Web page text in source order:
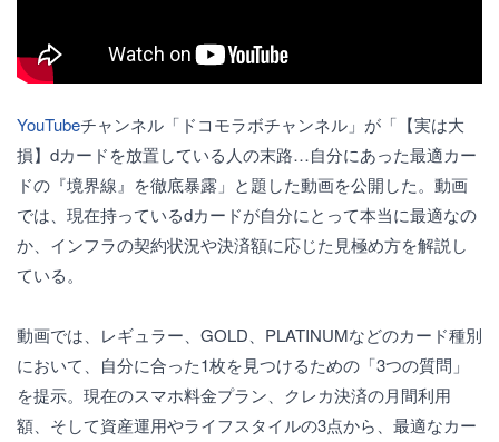
YouTubeチャンネル「ドコモラボチャンネル」が「【実は大
損】dカードを放置している人の末路…自分にあった最適カー
ドの『境界線』を徹底暴露」と題した動画を公開した。動画
では、現在持っているdカードが自分にとって本当に最適なの
か、インフラの契約状況や決済額に応じた見極め方を解説し
ている。
動画では、レギュラー、GOLD、PLATINUMなどのカード種別
において、自分に合った1枚を見つけるための「3つの質問」
を提示。現在のスマホ料金プラン、クレカ決済の月間利用
額、そして資産運用やライフスタイルの3点から、最適なカー